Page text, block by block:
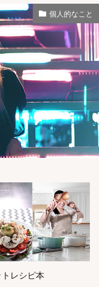
個人的なこと
レシピ本